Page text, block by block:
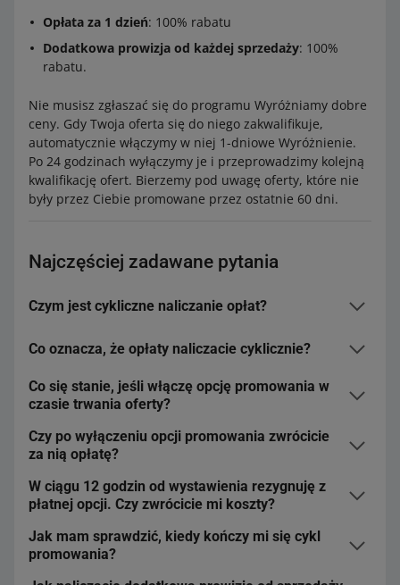
Opłata za 1 dzień: 100% rabatu
Dodatkowa prowizja od każdej sprzedaży: 100%
rabatu.
Nie musisz zgłaszać się do programu Wyróżniamy dobre
ceny. Gdy Twoja oferta się do niego zakwalifikuje,
automatycznie włączymy w niej 1-dniowe Wyróżnienie.
Po 24 godzinach wyłączymy je i przeprowadzimy kolejną
kwalifikację ofert. Bierzemy pod uwagę oferty, które nie
były przez Ciebie promowane przez ostatnie 60 dni.
Najczęściej zadawane pytania
Czym jest cykliczne naliczanie opłat?
To określony czas, w którym promujesz swoje oferty.
zależności od tego, jaką opcję promowania wybierzesz,
będzie to 10 dni – dla Wyróżnienia i Promowania na
Elastycznego.
Co oznacza, że opłaty naliczacie cyklicznie?
Jeden cykl opłat to:
dni
Gdy promujesz ofertę, naliczymy opłaty z góry za
pierwszy cykl. Jeśli to tym czasie nadal będziesz
promować ofertę, naliczymy opłaty za kolejny cykl.
Co się stanie, jeśli włączę opcję promowania w
czasie trwania oferty?
Jeśli w trwającej ofercie dodasz opcję promowania, po
prostu ją włączymy i rozpoczniemy cykl naliczania opłat
zgodnie z wybraną przez Ciebie opcją. Sprawdzisz to w
zakładceRozliczenia z Allegro , w części Historia operacji.
Czy po wyłączeniu opcji promowania zwrócicie
za nią opłatę?
Nie. W trakcie jednego cyklu możesz w dowolnym
momencie wyłączyć promowanie. Nie wpłynie to jednak
na wysokość opłaty naliczonej na początku cyklu.
W ciągu 12 godzin od wystawienia rezygnuję z
płatnej opcji. Czy zwrócicie mi koszty?
Nie. Opłaty naliczamy z góry i są one bezzwrotne.
Jak mam sprawdzić, kiedy kończy mi się cykl
promowania?